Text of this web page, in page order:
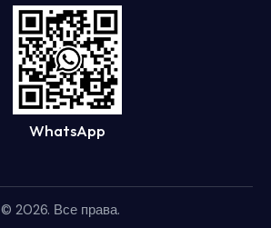
WhatsApp
© 2026. Все права.